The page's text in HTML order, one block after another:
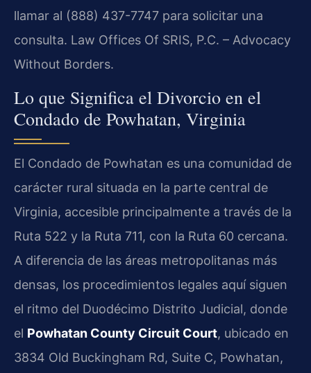
llamar al (888) 437-7747 para solicitar una
consulta. Law Offices Of SRIS, P.C. – Advocacy
Without Borders.
Lo que Significa el Divorcio en el
Condado de Powhatan, Virginia
El Condado de Powhatan es una comunidad de
carácter rural situada en la parte central de
Virginia, accesible principalmente a través de la
Ruta 522 y la Ruta 711, con la Ruta 60 cercana.
A diferencia de las áreas metropolitanas más
densas, los procedimientos legales aquí siguen
el ritmo del Duodécimo Distrito Judicial, donde
el Powhatan County Circuit Court, ubicado en
3834 Old Buckingham Rd, Suite C, Powhatan,